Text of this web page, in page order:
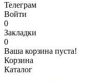
Телеграм
Войти
0
Закладки
0
Ваша корзина пуста!
Корзина
Каталог